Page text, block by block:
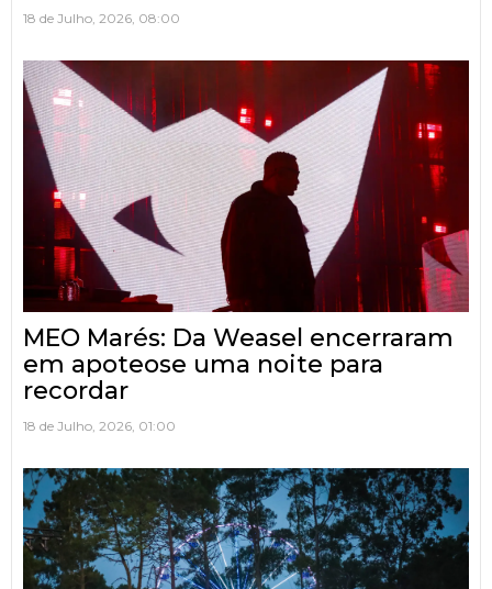
18 de Julho, 2026, 08:00
MEO Marés: Da Weasel encerraram
em apoteose uma noite para
recordar
18 de Julho, 2026, 01:00